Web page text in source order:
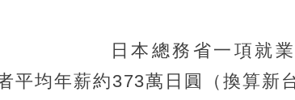
日本總務省一項就
平均年薪約373萬日圓（換算新